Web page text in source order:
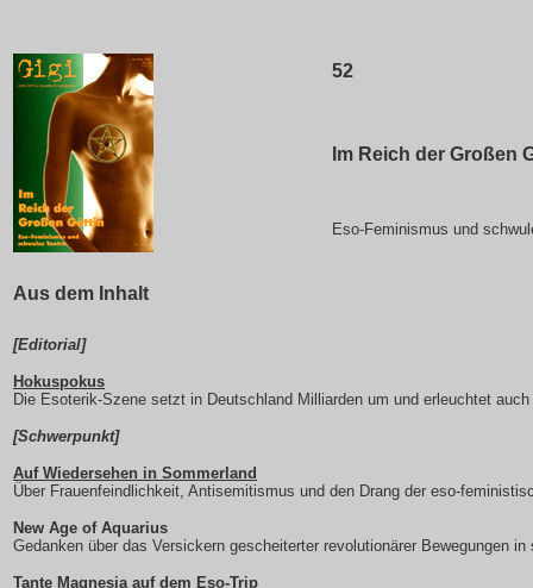
52
Im Reich der Großen
Eso-Feminismus und
Aus dem Inhalt
[Editorial]
Hokuspokus
Die Esoterik-Szene setzt in Deutschland Milliarden um und erleuchtet
[Schwerpunkt]
Auf Wiedersehen in Sommerland
Über Frauenfeindlichkeit, Antisemitismus und den Drang der eso-
New Age of Aquarius
Gedanken über das Versickern gescheiterter revolutionärer Bewegungen
Tante Magnesia auf dem Eso-Trip